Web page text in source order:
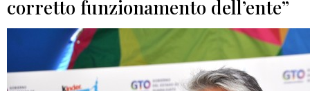
corretto funzionamento dell’ente”